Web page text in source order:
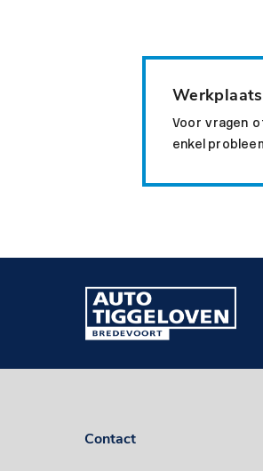
Voor vragen
enkel
Contact